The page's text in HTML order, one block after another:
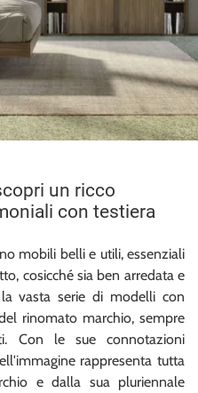
un ricco
con testiera
mobili belli e utili, essenziali
cosicché sia ben arredata e
vasta serie di modelli con
rinomato marchio, sempre
Con le sue connotazioni
rappresenta tutta
e dalla sua pluriennale